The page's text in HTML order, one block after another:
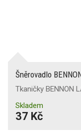
Šněrovadlo
Tkaničky BENNON
Skladem
37 Kč